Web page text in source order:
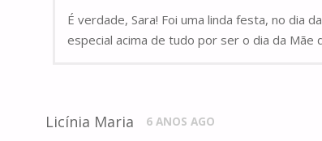
É verdade, Sara! Foi uma linda festa, no dia
especial acima de tudo por ser o dia da Mãe
Licínia Maria 6 ANOS AGO